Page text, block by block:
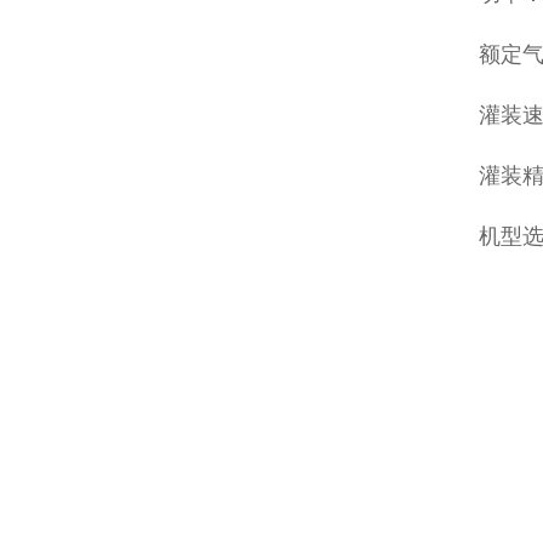
额定
灌装
灌装
机型